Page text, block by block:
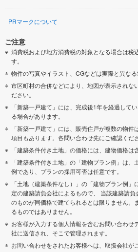
PRマークについて
ご注意
消費税および地方消費税の対象となる場合は税
す。
物件の写真やイラスト、CGなどは実際と異なる
市区町村の合併などにより、地図が表示されな
ださい。
「新築一戸建て」には、完成後1年を経過して
る場合があります。
「新築一戸建て」には、販売住戸が複数の物
項目もあります。各問い合わせ先にご確認くださ
「建築条件付き土地」の価格には、建物価格は
「建築条件付き土地」の「建物プラン例」は
例であり、プランの採用可否は任意です。
「土地（建築条件なし）」の「建物プラン例
定の建築請負会社によるもので、 当該建築請
のものが同価格で建てられるとは限りません。
るものではありません。
お客様が入力する個人情報を含むお問い合わせ
社に送信され、そこで管理されます。
お問い合わせをされたお客様へは、取扱会社が